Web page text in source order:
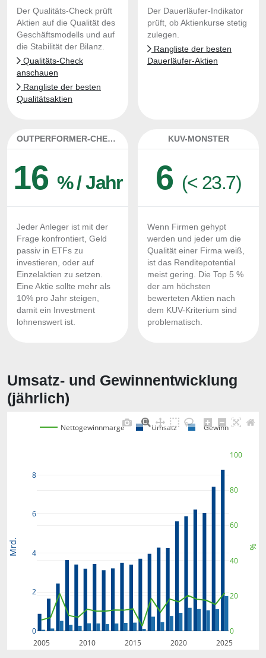
Der Qualitäts-Check prüft
Aktien auf die Qualität des
Geschäftsmodells und auf
die Stabilität der Bilanz.
Qualitäts-Check
anschauen
Rangliste der besten
Qualitätsaktien
Der Dauerläufer-Indikator
prüft, ob Aktienkurse stetig
zulegen.
Rangliste der besten
Dauerläufer-Aktien
OUTPERFORMER-CHECK
16 % / Jahr
Jeder Anleger ist mit der
Frage konfrontiert, Geld
passiv in ETFs zu
investieren, oder auf
Einzelaktien zu setzen.
Eine Aktie sollte mehr als
10% pro Jahr steigen,
damit ein Investment
lohnenswert ist.
KUV-MONSTER
6 (< 23.7)
Wenn Firmen gehypt
werden und jeder um die
Qualität einer Firma weiß,
ist das Renditepotential
meist gering. Die Top 5 %
der am höchsten
bewerteten Aktien nach
dem KUV-Kriterium sind
problematisch.
Umsatz- und Gewinnentwicklung
(jährlich)
2005 2010 2015 2020 2025
0
2
4
6
8
0
20
40
60
80
100
Nettogewinnmarge Umsatz Gewinn
Mrd. %